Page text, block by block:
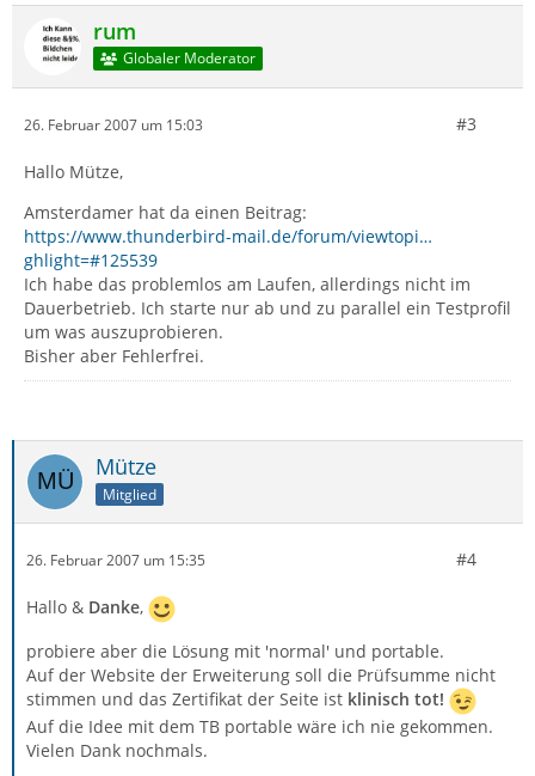
rum
Globaler Moderator
26. Februar 2007 um 15:03 #3
Hallo Mütze,
Amsterdamer hat da einen Beitrag:
https://www.thunderbird-mail.de/forum/viewtopi…
ghlight=#125539
Ich habe das problemlos am Laufen, allerdings nicht im
Dauerbetrieb. Ich starte nur ab und zu parallel ein Testprofil
um was auszuprobieren.
Bisher aber Fehlerfrei.
Mütze
Mitglied
26. Februar 2007 um 15:35 #4
Hallo & Danke,
probiere aber die Lösung mit 'normal' und portable.
Auf der Website der Erweiterung soll die Prüfsumme nicht
stimmen und das Zertifikat der Seite ist klinisch tot!
Auf die Idee mit dem TB portable wäre ich nie gekommen.
Vielen Dank nochmals.